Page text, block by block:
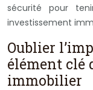
sécurité pour
investissement
Oublier
élément clé
immobilier